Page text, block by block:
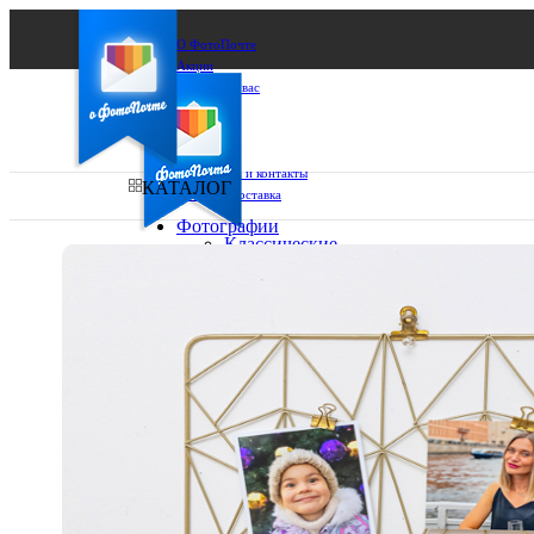
О ФотоПочте
Акции
Сделаем за вас
Бизнесу
FAQ
Франшиза
Поддержка и контакты
Оплата и доставка
Выберите из списка:
КАТАЛОГ
Фотографии
Классические
15х15
15х20
20х30
30х30
30х40
А4
Фото
в